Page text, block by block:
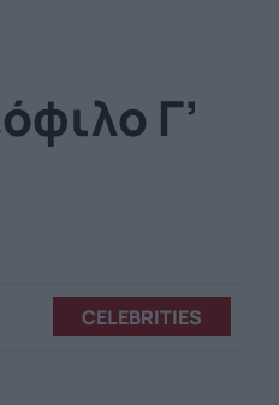
Γ’
CELEBRITIES